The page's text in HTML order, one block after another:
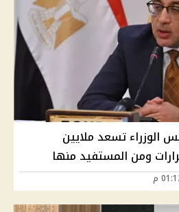
الوزراء تسعد ملايين
ومن المستفيد منها